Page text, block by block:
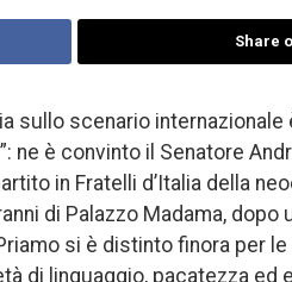
Share
sullo scenario
ne è convinto il Senatore
in Fratelli d’Italia della
di Palazzo Madama, dopo
si è distinto finora per
di linguaggio, pacatezza ed